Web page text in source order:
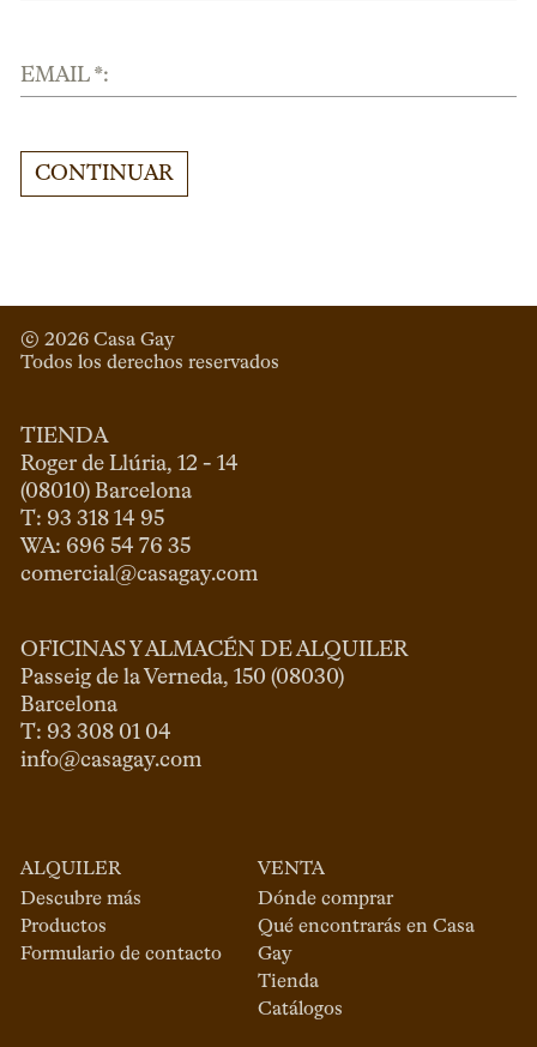
EMAIL *:
CONTINUAR
© 2026 Casa Gay
Todos los derechos reservados
TIENDA
Roger de Llúria, 12 - 14
(08010) Barcelona
T: 93 318 14 95
comercial@casagay.com
OFICINAS Y ALMACÉN DE ALQUILER
Passeig de la Verneda, 150 (08030)
Barcelona
info@casagay.com
ALQUILER
Descubre más
Productos
Formulario de contacto
VENTA
Dónde comprar
Qué encontrarás en Casa
Gay
Tienda
Catálogos